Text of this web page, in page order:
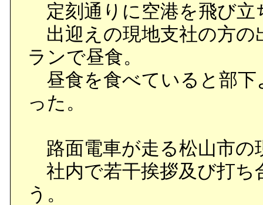
定刻通りに空港を飛び立
出迎えの現地支社の方の
ランで昼食。
昼食を食べていると部下
った。
路面電車が走る松山市の
社内で若干挨拶及び打ち
う。